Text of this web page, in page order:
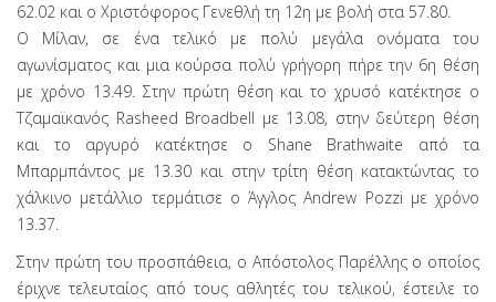
62.02 και ο Χριστόφορος Γενεθλή τη 12η με βολή στα 57.80.
Ο Μίλαν, σε ένα τελικό με πολύ μεγάλα ονόματα του
αγωνίσματος και μια κούρσα πολύ γρήγορη πήρε την 6η θέση
με χρόνο 13.49. Στην πρώτη θέση και το χρυσό κατέκτησε ο
Τζαμαϊκανός Rasheed Broadbell με 13.08, στην δεύτερη θέση
και το αργυρό κατέκτησε ο Shane Brathwaite από τα
Μπαρμπάντος με 13.30 και στην τρίτη θέση κατακτώντας το
χάλκινο μετάλλιο τερμάτισε ο Άγγλος Andrew Pozzi με χρόνο
13.37.
Στην πρώτη του προσπάθεια, ο Απόστολος Παρέλλης ο οποίος
έριχνε τελευταίος από τους αθλητές του τελικού, έστειλε το